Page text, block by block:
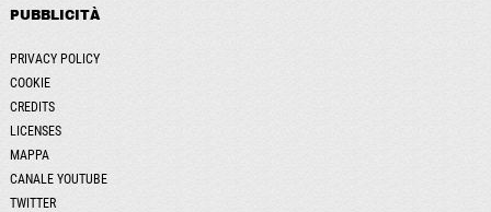
PUBBLICITÀ
PRIVACY POLICY
COOKIE
CREDITS
LICENSES
MAPPA
CANALE YOUTUBE
TWITTER